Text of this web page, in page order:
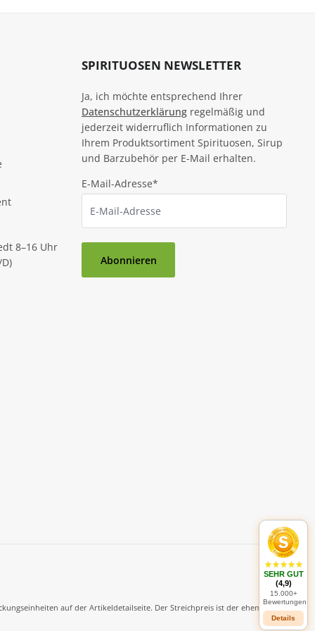
8–16 Uhr
SPIRITUOSEN NEWSLETTER
Ja, ich möchte entsprechend Ihrer
Datenschutzerklärung regelmäßig und
jederzeit widerruflich Informationen zu
Ihrem Produktsortiment Spirituosen, Sirup
und Barzubehör per E-Mail erhalten.
E-Mail-Adresse*
Abonnieren
auf der Artikeldetailseite. Der Streichpreis ist der ehemalige
SEHR GUT
(4,9)
15.000+
Bewertungen
Details